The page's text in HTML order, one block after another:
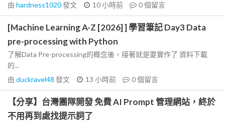
由 hardness1020發文 10 小時前 0個留言
[Machine Learning A-Z [2026] ] 學習筆記 Day3 Data
pre-processing with Python
了解Data Pre-processing的概念後，接著就是要實作了 資料下載
的...
由 duckravel48 發文 13 小時前 0個留言
【分享】台灣團隊開發 免費 AI Prompt 管理網站，終於
不用再到處找提示詞了